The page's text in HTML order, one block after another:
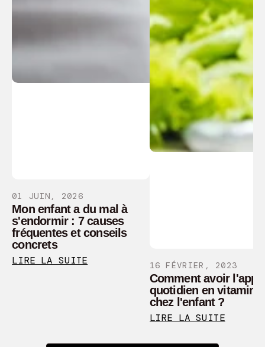
01 JUIN, 2026
Mon enfant a du mal à
s'endormir : 7 causes
fréquentes et conseils
concrets
LIRE LA SUITE 16 FÉVRIER, 2023
Comment avoir
quotidien en
chez l'enfant ?
LIRE LA SUITE